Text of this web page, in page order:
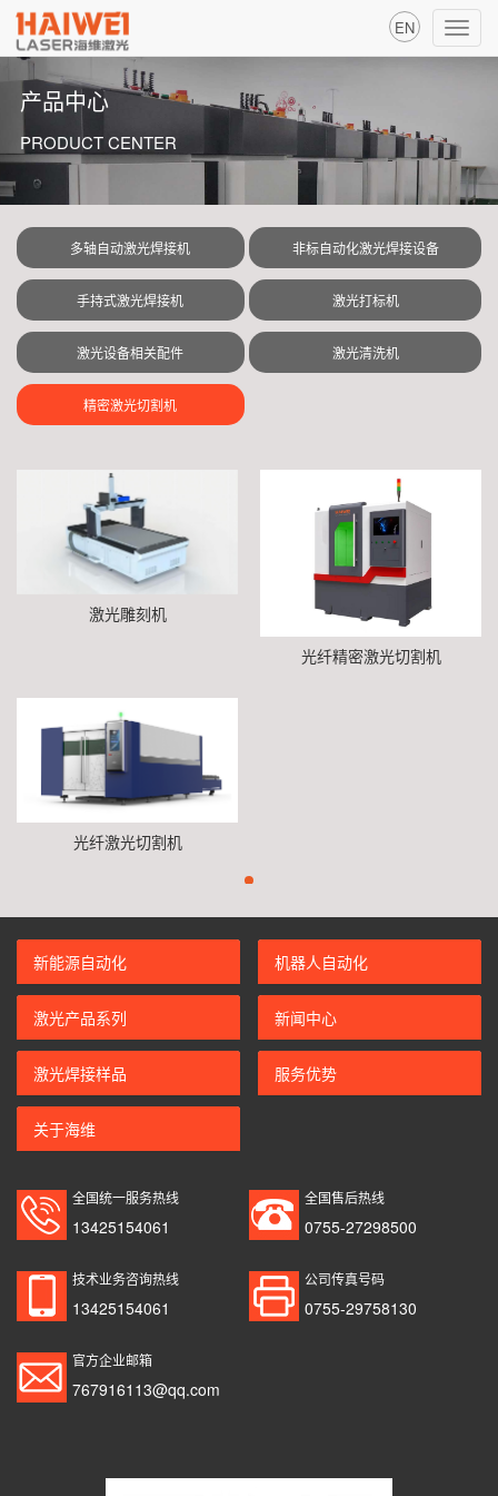
EN
产品中心
PRODUCT CENTER
多轴自动激光焊接机 非标自动化激光焊接设备
手持式激光焊接机 激光打标机
激光设备相关配件 激光清洗机
精密激光切割机
激光雕刻机
光纤激光切割机
光纤精密激光切割机
新能源自动化 机器人自动化
激光产品系列 新闻中心
激光焊接样品 服务优势
关于海维
全国统一服务热线
13425154061
全国售后热线
0755-27298500
技术业务咨询热线
13425154061
公司传真号码
0755-29758130
官方企业邮箱
767916113@qq.com